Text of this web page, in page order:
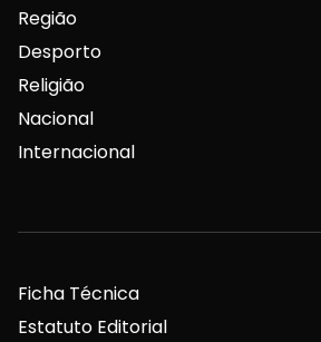
Região
Desporto
Religião
Nacional
Internacional
Ficha Técnica
Estatuto Editorial